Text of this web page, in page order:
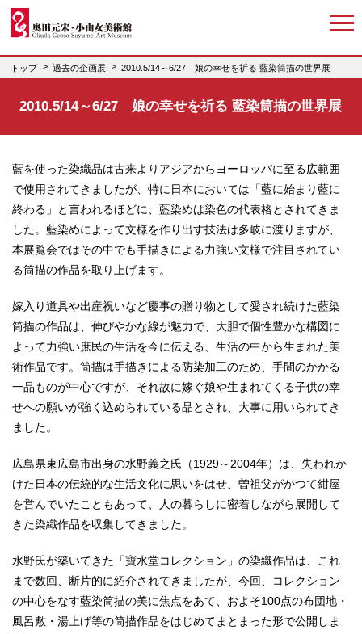
トップ 過去の企画展 2010.5/14～6/27 娘の幸せを祈る 藍染筒描の世界展
2010.5/14～6/27 娘の幸せを祈る 藍染筒描の世界展
藍を使った染織品は古来よりアジアからヨーロッパに至る広範囲
で使用されてきましたが、特に日本においては「藍に始まり藍に
終わる」と言われるほどに、藍染めは染色の代表格とされてきま
した。藍染めによって文様を作り出す技法は多岐に渡りますが、
本展覧会ではその中でも手描きによる力強い文様で注目されてい
る筒描の作品を取り上げます。
嫁入り道具や出産祝いなど慶事の贈り物として愛され続けた藍染
筒描の作品は、伸びやかな線が魅力で、大胆で個性豊かな構図に
よって力強い庶民の生活を今に伝える、生活の中から生まれた美
術作品です。筒描は手描きによる防染加工のため、手間のかかる
一品ものが中心ですが、それ故に嫁ぐ娘や生まれてくる子供の幸
せへの願いが強く込められている品とされ、大事に用いられてき
ました。
広島県東広島市出身の水野義之氏（1929～2004年）は、失われか
けた日本の伝統的な生活文化に思いをはせ、曽祖父がかつて紺屋
を営んでいたこともあって、人の暮らしに密着しながら展開して
きた染織作品を収集してきました。
水野氏が築いてきた「寶水堂コレクション」の染織作品は、これ
まで数回、断片的に紹介されてきましたが、今回、コレクション
の中心をなす藍染筒描の美に焦点をあて、およそ100点の布団地・
風呂敷・湯上げ等の筒描作品をはじめてまとまった形で公開しま